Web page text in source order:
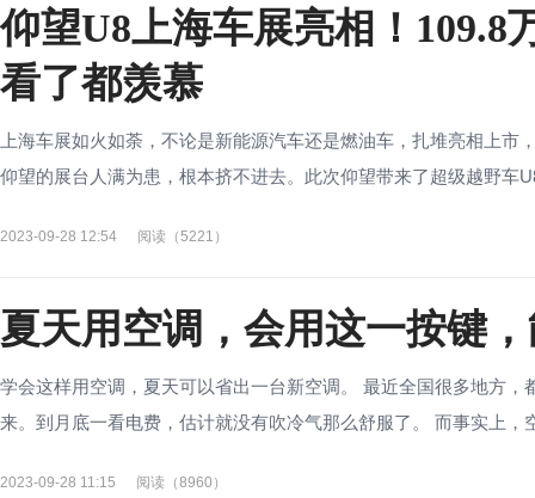
仰望U8上海车展亮相！109.8
看了都羡慕
上海车展如火如荼，不论是新能源汽车还是燃油车，扎堆亮相上
仰望的展台人满为患，根本挤不进去。此次仰望带来了超级越野车
2023-09-28 12:54 阅读（5221）
夏天用空调，会用这一按键
学会这样用空调，夏天可以省出一台新空调。 最近全国很多地方
来。到月底一看电费，估计就没有吹冷气那么舒服了。 而事实上，
2023-09-28 11:15 阅读（8960）